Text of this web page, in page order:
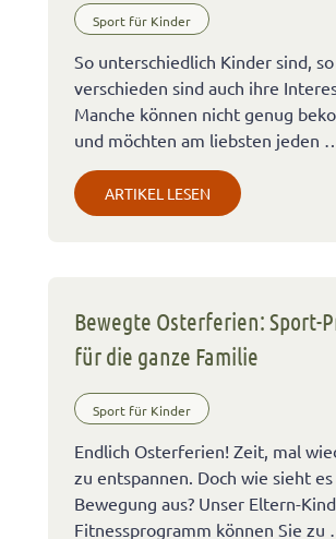
Sport für Kinder
So unterschiedlich Kinder sind, so
verschieden sind auch ihre
Manche können nicht genug
und möchten am liebsten jeden …
ARTIKEL LESEN
Bewegte Osterferien: Sport-
für die ganze Familie
Sport für Kinder
Endlich Osterferien! Zeit, mal
zu entspannen. Doch wie sieht
Bewegung aus? Unser Eltern-
Fitnessprogramm können Sie zu …